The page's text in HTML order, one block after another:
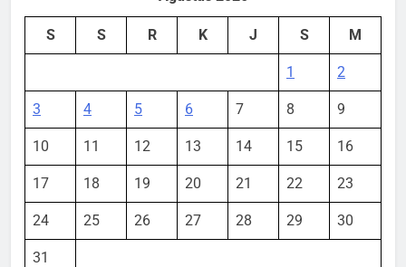
S S R K J S M
1 2
3 4 5 6 7 8 9
10 11 12 13 14 15 16
17 18 19 20 21 22 23
24 25 26 27 28 29 30
31